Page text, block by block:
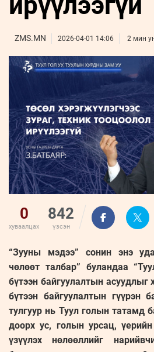
Бизнес
Leaderships
ФОТО
УРЛАГ
ZMS.MN 2026-04-01 14:06 2 мин
0
хуваалцах
842
үзсэн
“Зууны мэдээ” сонин энэ
чөлөөт талбар” буландаа
бүтээн байгуулалтын
бүтээн байгуулалтын гүүрэн
тулгуур нь Туул голын татамд
доорх ус, голын урсац,
үзүүлэх нөлөөллийг